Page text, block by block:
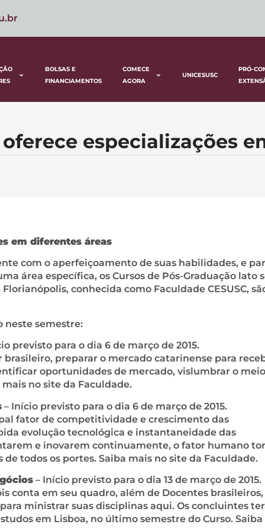
BOLSAS E
FINANCIAMENTOS
COMECE
AGORA
UNICESUSC
PRÓ-
oferece especializações
em diferentes áreas
com o aperfeiçoamento de suas habilidades, e
área específica, os Cursos de Pós-Graduação lato
conhecida como Faculdade CESUSC,
neste semestre:
previsto para o dia 6 de março de 2015.
preparar o mercado catarinense para
oportunidades de mercado, vislumbrar o meio
no site da Faculdade.
– Início previsto para o dia 6 de março de 2015.
fator de competitividade e crescimento das
evolução tecnológica e instantaneidade das
e inovarem continuamente, o fator humano
todos os portes. Saiba mais no site da Faculdade.
– Início previsto para o dia 13 de março de 2015.
conta em seu quadro, além de Docentes brasileiros,
ministrar suas disciplinas aqui. Os concluintes
em Lisboa, no último semestre do Curso. Saiba